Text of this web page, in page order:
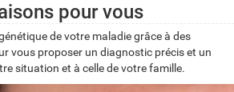
pour vous
de votre maladie grâce à des
vous proposer un diagnostic précis et un
situation et à celle de votre famille.